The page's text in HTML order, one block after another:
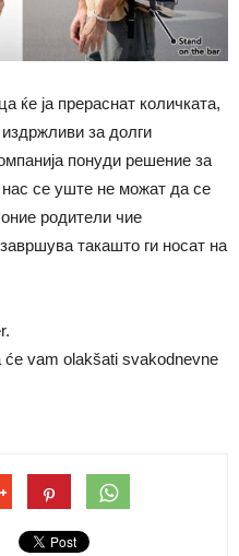
ќе ја прераснат количката,
за долги
понуди решение за
нас се уште не можат да се
родители чие
такашто ги носат на